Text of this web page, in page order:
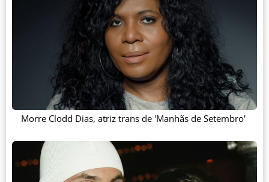
Morre Clodd Dias, atriz trans de 'Manhãs de Setembro'